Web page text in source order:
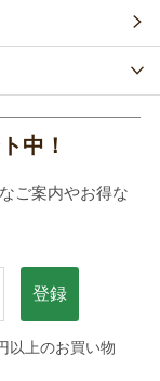
中！
ご案内やお得な
登録
以上のお買い物